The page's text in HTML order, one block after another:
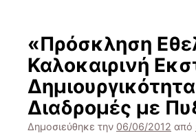
«Πρόσκληση
Καλοκαιρινή
Διαδρομές με
Δημοσιεύθηκε την 06/06/2012 από